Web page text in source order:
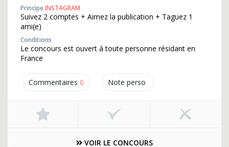
Commentaires 0 Note perso
PrincipeINSTAGRAM
Suivez 2 comptes + Aimez la publication + Taguez 1
ami(e)
Conditions
Le concours est ouvert à toute personne résidant en
France
VOIR LE CONCOURS